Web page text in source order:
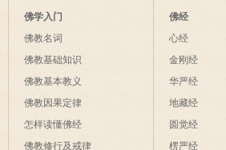
佛学入门
佛教名词
佛教基础知识
佛教基本教义
佛教因果定律
怎样读懂佛经
佛教修行及戒律
佛经
心经
金刚经
华严经
地藏经
圆觉经
楞严经